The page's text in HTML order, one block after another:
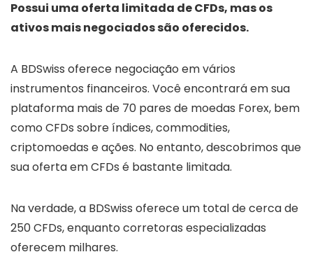
Possui uma oferta limitada de CFDs, mas os
ativos mais negociados são oferecidos.
A BDSwiss oferece negociação em vários
instrumentos financeiros. Você encontrará em sua
plataforma mais de 70 pares de moedas Forex, bem
como CFDs sobre índices, commodities,
criptomoedas e ações. No entanto, descobrimos que
sua oferta em CFDs é bastante limitada.
Na verdade, a BDSwiss oferece um total de cerca de
250 CFDs, enquanto corretoras especializadas
oferecem milhares.